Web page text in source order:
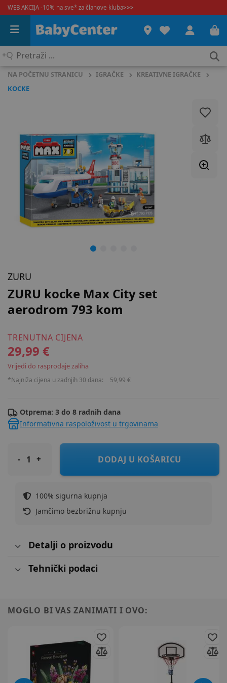
WEB AKCIJA -10% na sve* za članove kluba>>>
Pretraži
NA POČETNU STRANICU IGRAČKE
KREATIVNE IGRAČKE
KOCKE
ZURU
ZURU kocke Max City set
aerodrom 793 kom
TRENUTNA CIJENA
29,99 €
Vrijedi do rasprodaje zaliha
*Najniža cijena u zadnjih 30 dana: 59,99 €
Otprema: 3 do 8 radnih dana
Informativna raspoloživost u trgovinama
ZURU kocke Max City set aerodrom 793 kom
DODAJ U KOŠARICU
100% sigurna kupnja
Jamčimo bezbrižnu kupnju
Detalji o proizvodu
Tehnički podaci
MOGLO BI VAS ZANIMATI I OVO: